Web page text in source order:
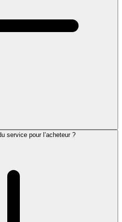
service pour l’acheteur ?